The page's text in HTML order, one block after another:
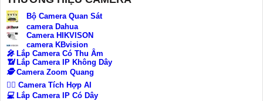
Bộ Camera Quan Sát
camera Dahua
Camera HIKVISON
camera KBvision
️🎤️ Lắp Camera Có Thu Âm
📶 Lắp Camera IP Không Dây
🕵️Camera Zoom Quang
🧛‍♀️ Camera Tích Hợp AI
💻Lắp Camera IP Có Dây